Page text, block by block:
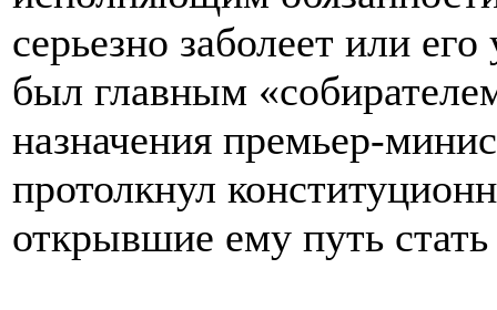
серьезно заболеет или
был главным
назначения премьер-
протолкнул
открывшие ему путь